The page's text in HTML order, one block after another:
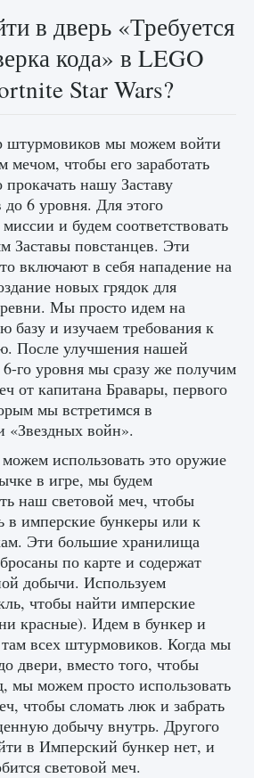
и стадионы в EA
2 395 2
Palworld EPalworld
мира — Невозможно
данных мира»
2 711 0 0
в режиме карьеры EA
и «Интер» в EA FC 25
в дверь «Требуется
кода» в LEGO
Star Wars?
штурмовиков мы можем войти
мечом, чтобы его заработать
прокачать нашу Заставу
до 6 уровня. Для этого
и будем соответствовать
Заставы повстанцев. Эти
включают в себя нападение на
новых грядок для
Мы просто идем на
базу и изучаем требования к
После улучшения нашей
го уровня мы сразу же получим
от капитана Бравары, первого
мы встретимся в
«Звездных войн».
использовать это оружие
в игре, мы будем
наш световой меч, чтобы
в имперские бункеры или к
Эти большие хранилища
по карте и содержат
добычи. Используем
чтобы найти имперские
красные). Идем в бункер и
всех штурмовиков. Когда мы
двери, вместо того, чтобы
мы можем просто использовать
чтобы сломать люк и забрать
добычу внутрь. Другого
в Имперский бункер нет, и
световой меч.